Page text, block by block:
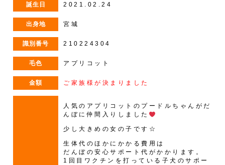
誕生日 2021.02.24
出身地 宮城
識別番号 210224304
毛色 アプリコット
金額 ご家族様が決まりました
人気のアプリコットのプードルちゃんがだ
んぼに仲間入りしました
少し大きめの女の子です☆
生体代のほかにかかる費用は
だんぼの安心サポート代がかかります。
1回目ワクチンを打っている子犬のサポー